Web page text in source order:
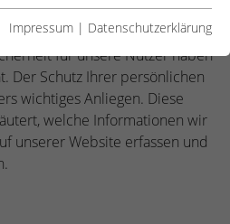
Nordrhein-Westfalen e.V.,
unserer Website.
für unsere Nutzer haben
Der Schutz Ihrer persönlichen
wichtiges Anliegen. Diese
welche Informationen wir
unserer Website erfassen und
für grundlegende Funktionen der
anzeigen
Skripte für analytisches Tracking
hilft uns die Nutzererfahrung der
Impressum | Datenschutzerklärung